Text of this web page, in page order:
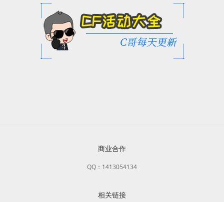
商业合作
QQ：1413054134
相关链接